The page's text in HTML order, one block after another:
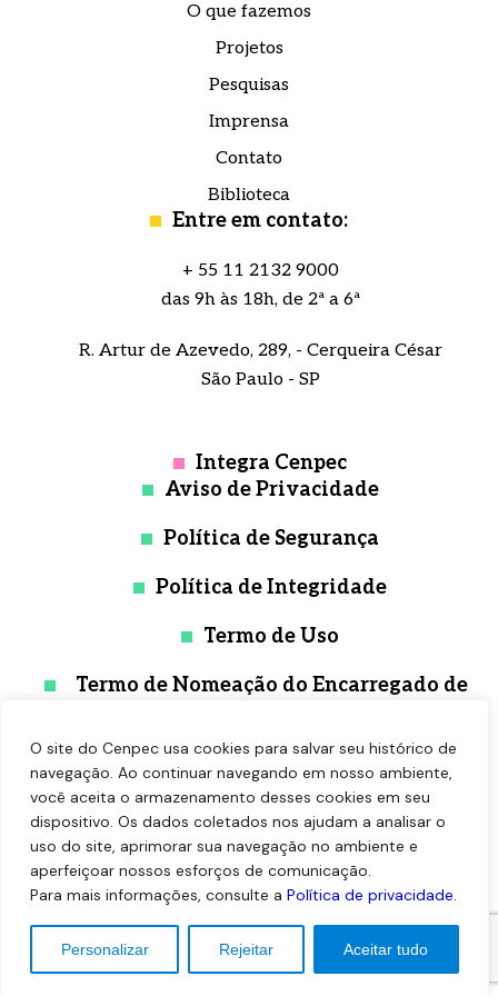
O site do Cenpec usa cookies para salvar seu histórico de
navegação. Ao continuar navegando em nosso ambiente,
você aceita o armazenamento desses cookies em seu
dispositivo. Os dados coletados nos ajudam a analisar o
uso do site, aprimorar sua navegação no ambiente e
aperfeiçoar nossos esforços de comunicação.
Para mais informações, consulte a Política de privacidade.
Personalizar Rejeitar Aceitar tudo
O que fazemos
Projetos
Pesquisas
Imprensa
Contato
Biblioteca
Entre em contato:
+ 55 11 2132 9000
das 9h às 18h, de 2ª a 6ª
R. Artur de Azevedo, 289, - Cerqueira César
São Paulo - SP
Integra Cenpec
Aviso de Privacidade
Política de Segurança
Política de Integridade
Termo de Uso
Termo de Nomeação do Encarregado de
©2026 - Cenpec - Esta obra está licenciado com uma
Licença Creative Commons Atribuição 4.0. Tecnologia (ꓭ/
CodeBit.